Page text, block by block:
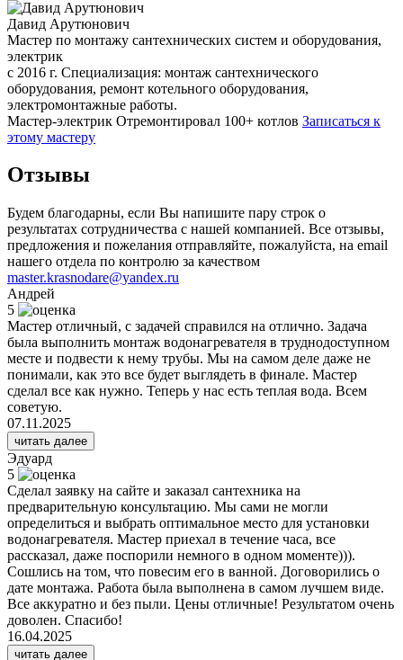
Давид Арутюнович
Мастер по монтажу сантехнических систем и оборудования,
электрик
с 2016 г. Специализация: монтаж сантехнического
оборудования, ремонт котельного оборудования,
электромонтажные работы.
Мастер-электрик Отремонтировал 100+ котлов Записаться к
этому мастеру
Отзывы
Будем благодарны, если Вы напишите пару строк о
результатах сотрудничества с нашей компанией. Все отзывы,
предложения и пожелания отправляйте, пожалуйста, на email
нашего отдела по контролю за качеством
master.krasnodare@yandex.ru
Андрей
5
Мастер отличный, с задачей справился на отлично. Задача
была выполнить монтаж водонагревателя в труднодоступном
месте и подвести к нему трубы. Мы на самом деле даже не
понимали, как это все будет выглядеть в финале. Мастер
сделал все как нужно. Теперь у нас есть теплая вода. Всем
советую.
07.11.2025
читать далее
Эдуард
5
Сделал заявку на сайте и заказал сантехника на
предварительную консультацию. Мы сами не могли
определиться и выбрать оптимальное место для установки
водонагревателя. Мастер приехал в течение часа, все
рассказал, даже поспорили немного в одном моменте))).
Сошлись на том, что повесим его в ванной. Договорились о
дате монтажа. Работа была выполнена в самом лучшем виде.
Все аккуратно и без пыли. Цены отличные! Результатом очень
доволен. Спасибо!
16.04.2025
читать далее